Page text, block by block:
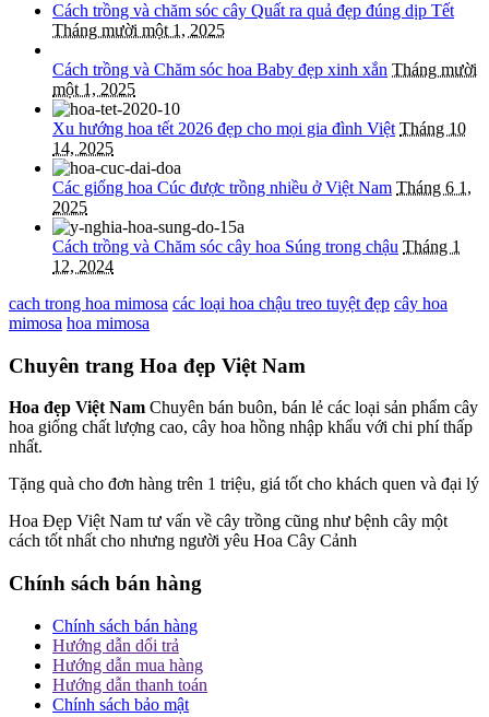
Cách trồng và chăm sóc cây Quất ra quả đẹp đúng dịp Tết
Tháng mười một 1, 2025
Cách trồng và Chăm sóc hoa Baby đẹp xinh xắn Tháng mười
một 1, 2025
Xu hướng hoa tết 2026 đẹp cho mọi gia đình Việt Tháng 10
14, 2025
Các giống hoa Cúc được trồng nhiều ở Việt Nam Tháng 6 1,
2025
Cách trồng và Chăm sóc cây hoa Súng trong chậu Tháng 1
12, 2024
cach trong hoa mimosa các loại hoa chậu treo tuyệt đẹp cây hoa
mimosa hoa mimosa
Chuyên trang Hoa đẹp Việt Nam
Hoa đẹp Việt Nam Chuyên bán buôn, bán lẻ các loại sản phẩm cây
hoa giống chất lượng cao, cây hoa hồng nhập khẩu với chi phí thấp
nhất.
Tặng quà cho đơn hàng trên 1 triệu, giá tốt cho khách quen và đại lý
Hoa Đẹp Việt Nam tư vấn về cây trồng cũng như bệnh cây một
cách tốt nhất cho nhưng người yêu Hoa Cây Cảnh
Chính sách bán hàng
Chính sách bán hàng
Hướng dẫn dổi trả
Hướng dẫn mua hàng
Hướng dẫn thanh toán
Chính sách bảo mật